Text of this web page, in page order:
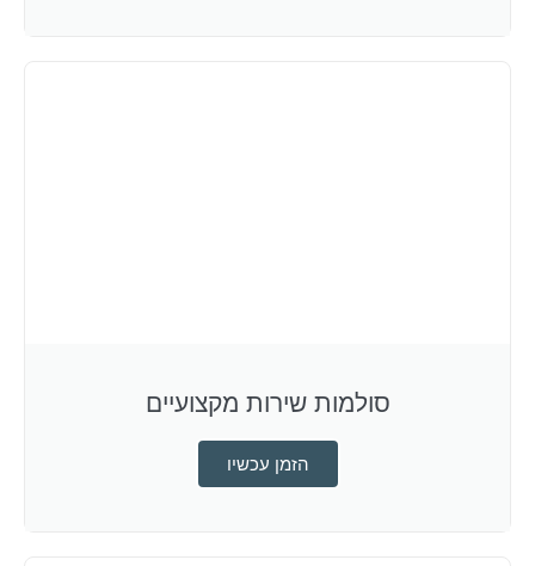
סולמות שירות מקצועיים
הזמן עכשיו